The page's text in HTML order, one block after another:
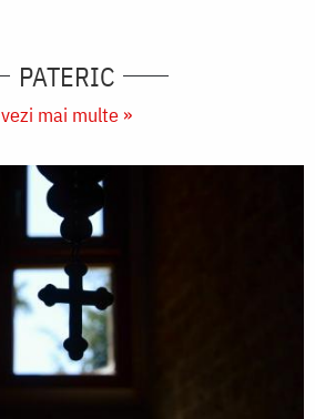
PATERIC
vezi mai multe »